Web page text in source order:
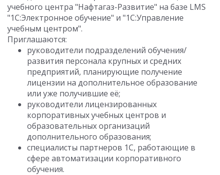
учебного центра "Нафтагаз-Развитие" на базе LMS
"1С:Электронное обучение" и "1С:Управление
учебным центром".
Приглашаются:
руководители подразделений обучения/
развития персонала крупных и средних
предприятий, планирующие получение
лицензии на дополнительное образование
или уже получившие её;
руководители лицензированных
корпоративных учебных центров и
образовательных организаций
дополнительного образования;
специалисты партнеров 1С, работающие в
сфере автоматизации корпоративного
обучения.